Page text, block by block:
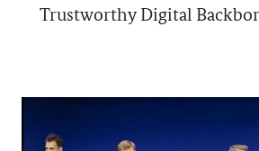
Trustworthy Digital